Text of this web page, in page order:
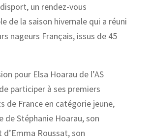
un rendez-vous
de la saison hivernale qui a réuni
nageurs Français, issus de 45
pour Elsa Hoarau de l’AS
participer à ses premiers
de France en catégorie jeune,
de Stéphanie Hoarau, son
Roussat, son